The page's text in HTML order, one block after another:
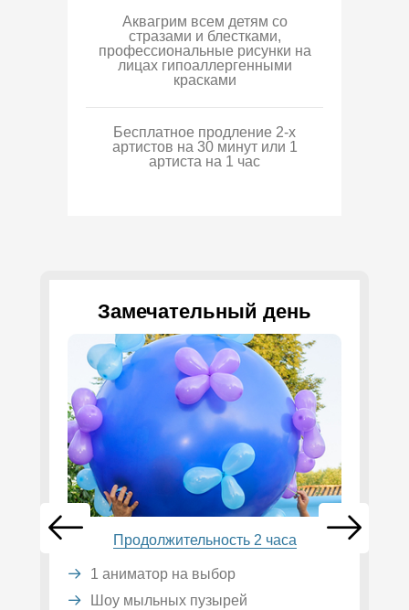
Аквагрим всем детям со
стразами и блестками,
профессиональные рисунки на
лицах гипоаллергенными
красками
Бесплатное продление 2-х
артистов на 30 минут или 1
артиста на 1 час
Замечательный день
Продолжительность 2 часа
1 аниматор на выбор
Шоу мыльных пузырей